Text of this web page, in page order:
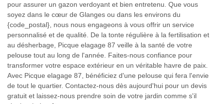
pour assurer un gazon verdoyant et bien entretenu. Que vous
soyez dans le cœur de Glanges ou dans les environs du
{code_postal}, nous nous engageons à vous offrir un service
personnalisé et de qualité. De la tonte régulière à la fertilisation et
au désherbage, Picque elagage 87 veille à la santé de votre
pelouse tout au long de l'année. Faites-nous confiance pour
transformer votre espace extérieur en un véritable havre de paix.
Avec Picque elagage 87, bénéficiez d'une pelouse qui fera l'envie
de tout le quartier. Contactez-nous dès aujourd'hui pour un devis
gratuit et laissez-nous prendre soin de votre jardin comme s'il